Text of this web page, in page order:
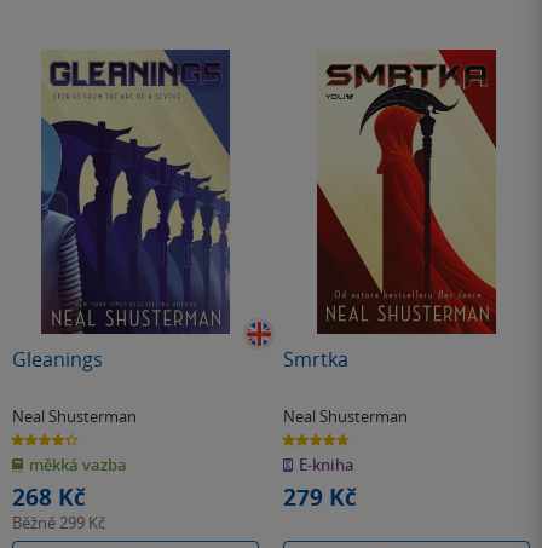
Gleanings
Neal Shusterman
4.3
z
5
hvězdiček
měkká vazba
268 Kč
Běžně299 Kč
Smrtka
Neal Shusterman
4.7
z
5
hvězdiček
E-kniha
279 Kč